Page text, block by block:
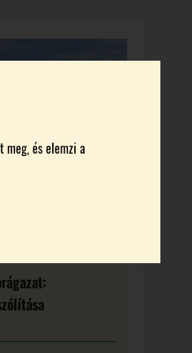
meg, és elemzi a
MAGAZIN